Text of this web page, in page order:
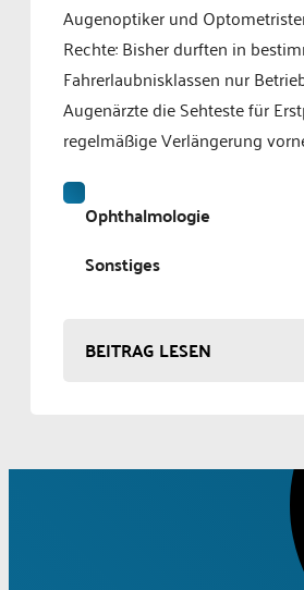
Augenoptiker und
Rechte: Bisher durften in
Fahrerlaubnisklassen nur
Augenärzte die Sehteste für
regelmäßige Verlängerung
Ophthalmologie
Sonstiges
BEITRAG LESEN